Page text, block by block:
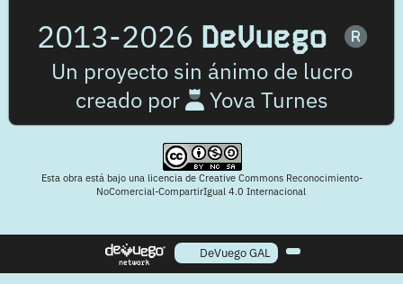
2013-2026 DeVuego
Un proyecto sin ánimo de lucro
creado por
Yova Turnes
Esta obra está bajo una licencia de Creative Commons Reconocimiento-
NoComercial-CompartirIgual 4.0 Internacional
DeVuego GAL